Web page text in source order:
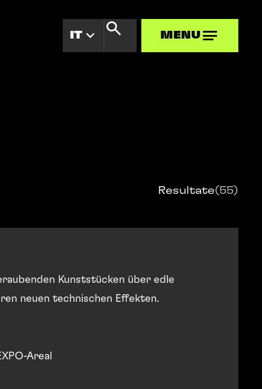
IT
MENU
MENU
BERNEXPO SHOP
Resultate(55)
Kunststücken über edle
neuen technischen Effekten.
Areal